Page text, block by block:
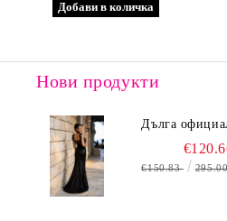
Нови продукти
Дълга
€150.83